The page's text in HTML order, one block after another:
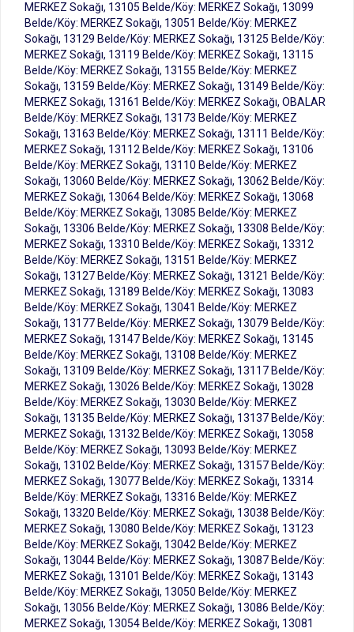
MERKEZ Sokağı, 13105 Belde/Köy: MERKEZ Sokağı, 13099
Belde/Köy: MERKEZ Sokağı, 13051 Belde/Köy: MERKEZ
Sokağı, 13129 Belde/Köy: MERKEZ Sokağı, 13125 Belde/Köy:
MERKEZ Sokağı, 13119 Belde/Köy: MERKEZ Sokağı, 13115
Belde/Köy: MERKEZ Sokağı, 13155 Belde/Köy: MERKEZ
Sokağı, 13159 Belde/Köy: MERKEZ Sokağı, 13149 Belde/Köy:
MERKEZ Sokağı, 13161 Belde/Köy: MERKEZ Sokağı, OBALAR
Belde/Köy: MERKEZ Sokağı, 13173 Belde/Köy: MERKEZ
Sokağı, 13163 Belde/Köy: MERKEZ Sokağı, 13111 Belde/Köy:
MERKEZ Sokağı, 13112 Belde/Köy: MERKEZ Sokağı, 13106
Belde/Köy: MERKEZ Sokağı, 13110 Belde/Köy: MERKEZ
Sokağı, 13060 Belde/Köy: MERKEZ Sokağı, 13062 Belde/Köy:
MERKEZ Sokağı, 13064 Belde/Köy: MERKEZ Sokağı, 13068
Belde/Köy: MERKEZ Sokağı, 13085 Belde/Köy: MERKEZ
Sokağı, 13306 Belde/Köy: MERKEZ Sokağı, 13308 Belde/Köy:
MERKEZ Sokağı, 13310 Belde/Köy: MERKEZ Sokağı, 13312
Belde/Köy: MERKEZ Sokağı, 13151 Belde/Köy: MERKEZ
Sokağı, 13127 Belde/Köy: MERKEZ Sokağı, 13121 Belde/Köy:
MERKEZ Sokağı, 13189 Belde/Köy: MERKEZ Sokağı, 13083
Belde/Köy: MERKEZ Sokağı, 13041 Belde/Köy: MERKEZ
Sokağı, 13177 Belde/Köy: MERKEZ Sokağı, 13079 Belde/Köy:
MERKEZ Sokağı, 13147 Belde/Köy: MERKEZ Sokağı, 13145
Belde/Köy: MERKEZ Sokağı, 13108 Belde/Köy: MERKEZ
Sokağı, 13109 Belde/Köy: MERKEZ Sokağı, 13117 Belde/Köy:
MERKEZ Sokağı, 13026 Belde/Köy: MERKEZ Sokağı, 13028
Belde/Köy: MERKEZ Sokağı, 13030 Belde/Köy: MERKEZ
Sokağı, 13135 Belde/Köy: MERKEZ Sokağı, 13137 Belde/Köy:
MERKEZ Sokağı, 13132 Belde/Köy: MERKEZ Sokağı, 13058
Belde/Köy: MERKEZ Sokağı, 13093 Belde/Köy: MERKEZ
Sokağı, 13102 Belde/Köy: MERKEZ Sokağı, 13157 Belde/Köy:
MERKEZ Sokağı, 13077 Belde/Köy: MERKEZ Sokağı, 13314
Belde/Köy: MERKEZ Sokağı, 13316 Belde/Köy: MERKEZ
Sokağı, 13320 Belde/Köy: MERKEZ Sokağı, 13038 Belde/Köy:
MERKEZ Sokağı, 13080 Belde/Köy: MERKEZ Sokağı, 13123
Belde/Köy: MERKEZ Sokağı, 13042 Belde/Köy: MERKEZ
Sokağı, 13044 Belde/Köy: MERKEZ Sokağı, 13087 Belde/Köy:
MERKEZ Sokağı, 13101 Belde/Köy: MERKEZ Sokağı, 13143
Belde/Köy: MERKEZ Sokağı, 13050 Belde/Köy: MERKEZ
Sokağı, 13056 Belde/Köy: MERKEZ Sokağı, 13086 Belde/Köy:
MERKEZ Sokağı, 13054 Belde/Köy: MERKEZ Sokağı, 13081